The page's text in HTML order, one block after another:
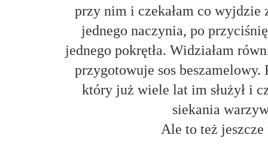
przy nim i czekałam co wyjdzie
jednego naczynia, po
jednego pokrętła. Widziałam
przygotowuje sos
który już wiele lat im służył i
siekania
Ale to też